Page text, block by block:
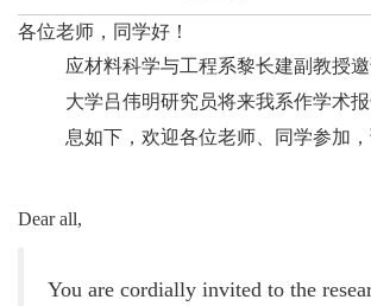
各位老师，同学好！
应材料科学与工程系黎长建副教授邀
大学吕伟明研究员将来我系作学术
息如下，欢迎各位老师、同学参加
Dear all,
You are cordially invited to the